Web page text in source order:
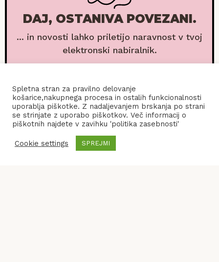
DAJ, OSTANIVA POVEZANI.
... in novosti lahko priletijo naravnost v tvoj
elektronski nabiralnik.
Spletna stran za pravilno delovanje
košarice,nakupnega procesa in ostalih funkcionalnosti
uporablja piškotke. Z nadaljevanjem brskanja po strani
se strinjate z uporabo piškotkov. Več informacij o
piškotnih najdete v zavihku 'politika zasebnosti'
Cookie settings SPREJMI